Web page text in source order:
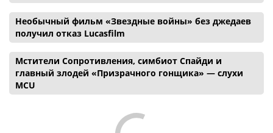
Необычный фильм «Звездные войны» без джедаев
получил отказ Lucasfilm
Мстители Сопротивления, симбиот Спайди и
главный злодей «Призрачного гонщика» — слухи
MCU